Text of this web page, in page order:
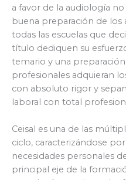
a favor de la audiología
buena preparación de los
todas las escuelas que
título dediquen su
temario y una
profesionales adquieran
con absoluto rigor y
laboral con total
Ceisal es una de las
ciclo, caracterizándose
necesidades personales
principal eje de la